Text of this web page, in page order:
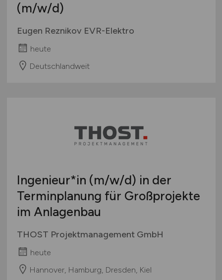
(m/w/d)
Eugen Reznikov EVR-Elektro
heute
Deutschlandweit
Ingenieur*in (m/w/d) in der
Terminplanung für Großprojekte
im Anlagenbau
THOST Projektmanagement GmbH
heute
Hannover, Hamburg, Dresden, Kiel